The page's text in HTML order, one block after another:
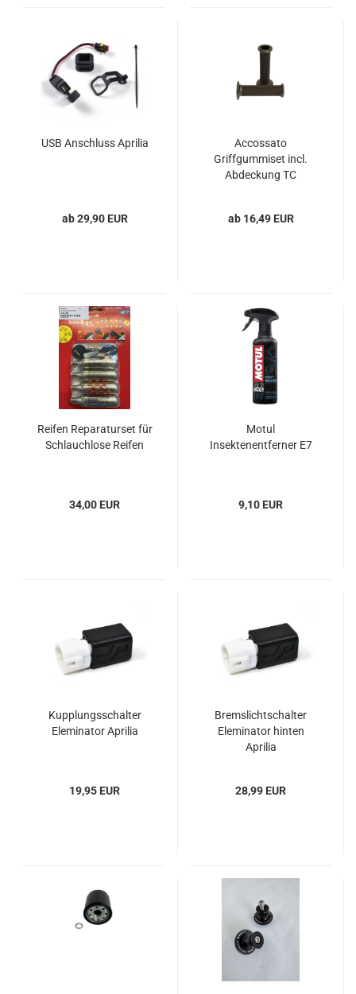
USB Anschluss Aprilia
ab 29,90 EUR
Accossato
Griffgummiset incl.
Abdeckung TC
ab 16,49 EUR
Reifen Reparaturset für
Schlauchlose Reifen
34,00 EUR
Motul
Insektenentferner E7
9,10 EUR
Kupplungsschalter
Eleminator Aprilia
19,95 EUR
Bremslichtschalter
Eleminator hinten
Aprilia
28,99 EUR